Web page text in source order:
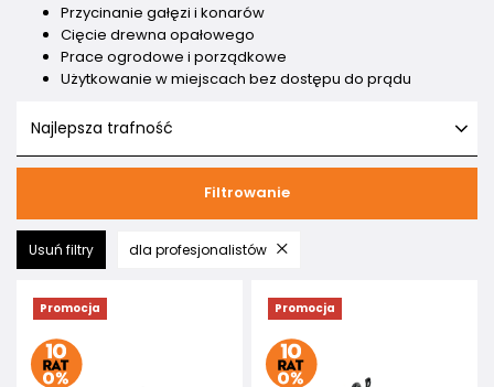
Przycinanie gałęzi i konarów
Cięcie drewna opałowego
Prace ogrodowe i porządkowe
Użytkowanie w miejscach bez dostępu do prądu
Najlepsza trafność
Filtrowanie
Usuń filtry dla profesjonalistów
Promocja Promocja